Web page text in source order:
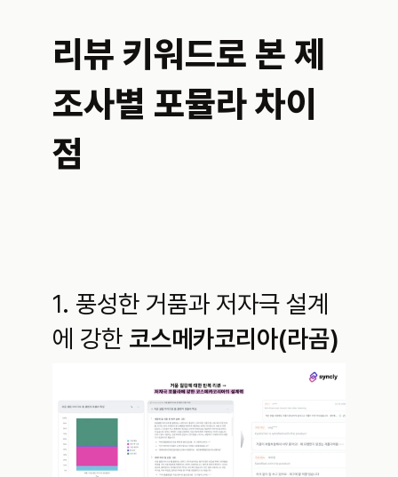
리뷰 키워드로 본 제
조사별 포뮬라 차이
점
1. 풍성한 거품과 저자극 설계
에 강한 코스메카코리아(라곰)